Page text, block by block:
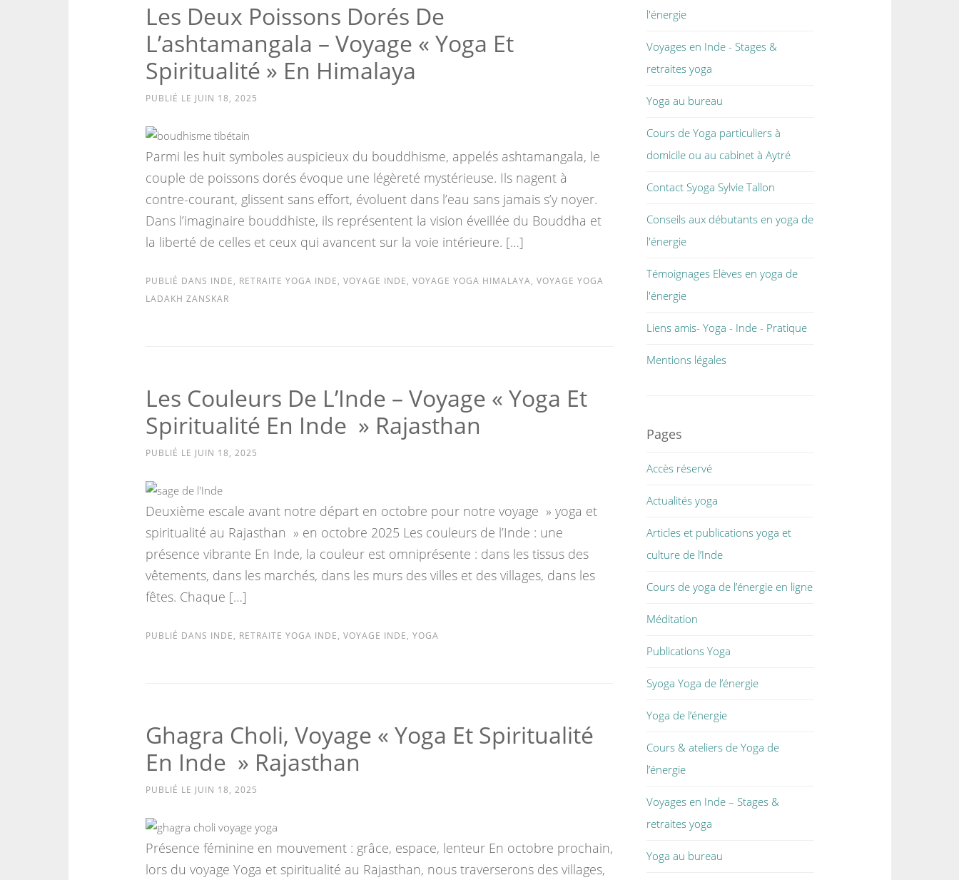
Les Deux Poissons Dorés De
L’ashtamangala – Voyage « Yoga Et
Spiritualité » En Himalaya
PUBLIÉ LE JUIN 18, 2025
Parmi les huit symboles auspicieux du bouddhisme, appelés ashtamangala, le
couple de poissons dorés évoque une légèreté mystérieuse. Ils nagent à
contre-courant, glissent sans effort, évoluent dans l’eau sans jamais s’y noyer.
Dans l’imaginaire bouddhiste, ils représentent la vision éveillée du Bouddha et
la liberté de celles et ceux qui avancent sur la voie intérieure. […]
PUBLIÉ DANS INDE, RETRAITE YOGA INDE, VOYAGE INDE, VOYAGE YOGA HIMALAYA, VOYAGE YOGA
LADAKH ZANSKAR
Les Couleurs De L’Inde – Voyage « Yoga Et
Spiritualité En Inde » Rajasthan
PUBLIÉ LE JUIN 18, 2025
Deuxième escale avant notre départ en octobre pour notre voyage » yoga et
spiritualité au Rajasthan » en octobre 2025 Les couleurs de l’Inde : une
présence vibrante En Inde, la couleur est omniprésente : dans les tissus des
vêtements, dans les marchés, dans les murs des villes et des villages, dans les
fêtes. Chaque […]
PUBLIÉ DANS INDE, RETRAITE YOGA INDE, VOYAGE INDE, YOGA
Ghagra Choli, Voyage « Yoga Et Spiritualité
En Inde » Rajasthan
PUBLIÉ LE JUIN 18, 2025
Présence féminine en mouvement : grâce, espace, lenteur En octobre prochain,
lors du voyage Yoga et spiritualité au Rajasthan, nous traverserons des villages,
l'énergie
Voyages en Inde - Stages &
retraites yoga
Yoga au bureau
Cours de Yoga particuliers à
domicile ou au cabinet à Aytré
Contact Syoga Sylvie Tallon
Conseils aux débutants en yoga de
l'énergie
Témoignages Elèves en yoga de
l'énergie
Liens amis- Yoga - Inde - Pratique
Mentions légales
Pages
Accès réservé
Actualités yoga
Articles et publications yoga et
culture de l’Inde
Cours de yoga de l’énergie en ligne
Méditation
Publications Yoga
Syoga Yoga de l’énergie
Yoga de l’énergie
Cours & ateliers de Yoga de
l’énergie
Voyages en Inde – Stages &
retraites yoga
Yoga au bureau